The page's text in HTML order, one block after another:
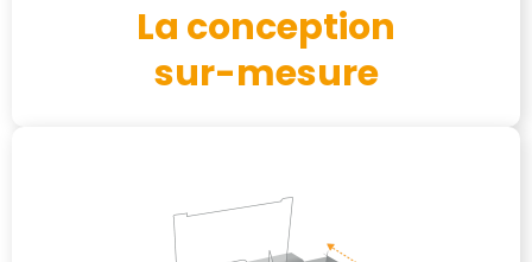
La conception
sur-mesure